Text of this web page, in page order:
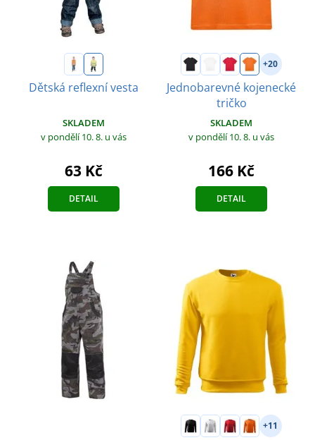
Dětská reflexní vesta
SKLADEM
v pondělí 10. 8. u vás
63 Kč
DETAIL
+20
Jednobarevné kojenecké
tričko
SKLADEM
v pondělí 10. 8. u vás
166 Kč
DETAIL
+11